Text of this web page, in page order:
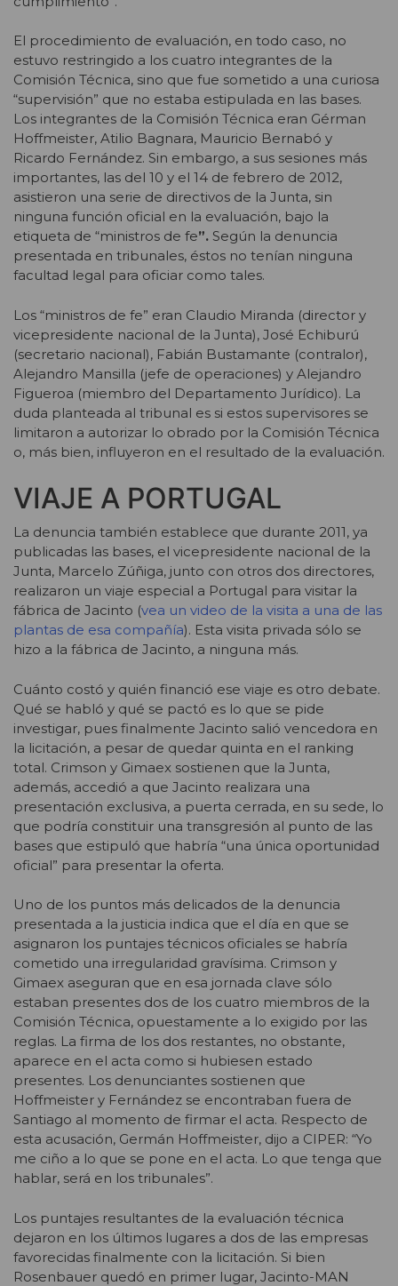
El procedimiento de evaluación, en todo caso, no
estuvo restringido a los cuatro integrantes de la
Comisión Técnica, sino que fue sometido a una curiosa
“supervisión” que no estaba estipulada en las bases.
Los integrantes de la Comisión Técnica eran Gérman
Hoffmeister, Atilio Bagnara, Mauricio Bernabó y
Ricardo Fernández. Sin embargo, a sus sesiones más
importantes, las del 10 y el 14 de febrero de 2012,
asistieron una serie de directivos de la Junta, sin
ninguna función oficial en la evaluación, bajo la
etiqueta de “ministros de fe”. Según la denuncia
presentada en tribunales, éstos no tenían ninguna
facultad legal para oficiar como tales.
Los “ministros de fe” eran Claudio Miranda (director y
vicepresidente nacional de la Junta), José Echiburú
(secretario nacional), Fabián Bustamante (contralor),
Alejandro Mansilla (jefe de operaciones) y Alejandro
Figueroa (miembro del Departamento Jurídico). La
duda planteada al tribunal es si estos supervisores se
limitaron a autorizar lo obrado por la Comisión Técnica
o, más bien, influyeron en el resultado de la evaluación.
VIAJE A PORTUGAL
La denuncia también establece que durante 2011, ya
publicadas las bases, el vicepresidente nacional de la
Junta, Marcelo Zúñiga, junto con otros dos directores,
realizaron un viaje especial a Portugal para visitar la
fábrica de Jacinto (vea un video de la visita a una de las
plantas de esa compañía). Esta visita privada sólo se
hizo a la fábrica de Jacinto, a ninguna más.
Cuánto costó y quién financió ese viaje es otro debate.
Qué se habló y qué se pactó es lo que se pide
investigar, pues finalmente Jacinto salió vencedora en
la licitación, a pesar de quedar quinta en el ranking
total. Crimson y Gimaex sostienen que la Junta,
además, accedió a que Jacinto realizara una
presentación exclusiva, a puerta cerrada, en su sede, lo
que podría constituir una transgresión al punto de las
bases que estipuló que habría “una única oportunidad
oficial” para presentar la oferta.
Uno de los puntos más delicados de la denuncia
presentada a la justicia indica que el día en que se
asignaron los puntajes técnicos oficiales se habría
cometido una irregularidad gravísima. Crimson y
Gimaex aseguran que en esa jornada clave sólo
estaban presentes dos de los cuatro miembros de la
Comisión Técnica, opuestamente a lo exigido por las
reglas. La firma de los dos restantes, no obstante,
aparece en el acta como si hubiesen estado
presentes. Los denunciantes sostienen que
Hoffmeister y Fernández se encontraban fuera de
Santiago al momento de firmar el acta. Respecto de
esta acusación, Germán Hoffmeister, dijo a CIPER: “Yo
me ciño a lo que se pone en el acta. Lo que tenga que
hablar, será en los tribunales”.
Los puntajes resultantes de la evaluación técnica
dejaron en los últimos lugares a dos de las empresas
favorecidas finalmente con la licitación. Si bien
Rosenbauer quedó en primer lugar, Jacinto-MAN